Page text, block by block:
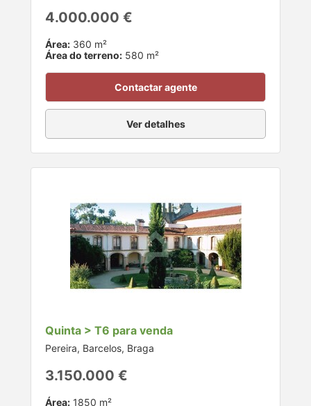
4.000.000 €
Área: 360 m²
Área do terreno: 580 m²
Contactar agente
Ver detalhes
Quinta > T6 para venda
Pereira, Barcelos, Braga
3.150.000 €
Área: 1850 m²